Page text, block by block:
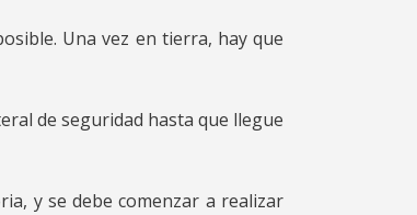
Una vez en tierra, hay que
de seguridad hasta que llegue
y se debe comenzar a realizar